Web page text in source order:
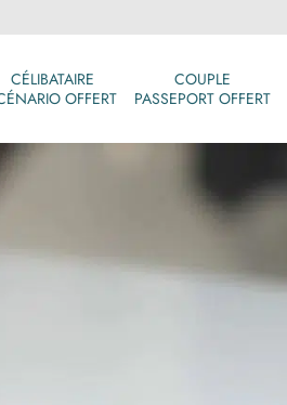
CÉLIBATAIRE
OFFERT
COUPLE
PASSEPORT OFFERT